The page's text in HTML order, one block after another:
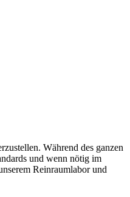
Während des ganzen
und wenn nötig im
Reinraumlabor und